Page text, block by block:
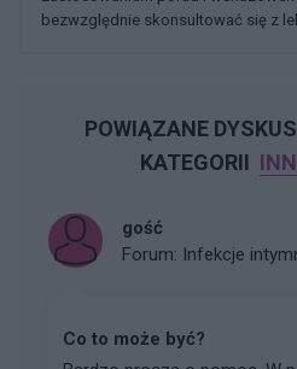
bezwzględnie skonsultować się z
POWIĄZANE
KATEGORII
gość
Forum: Infekcje
Co to może być?